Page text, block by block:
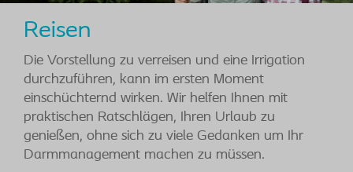
Reisen
Die Vorstellung zu verreisen und eine Irrigation
durchzuführen, kann im ersten Moment
einschüchternd wirken. Wir helfen Ihnen mit
praktischen Ratschlägen, Ihren Urlaub zu
genießen, ohne sich zu viele Gedanken um Ihr
Darmmanagement machen zu müssen.